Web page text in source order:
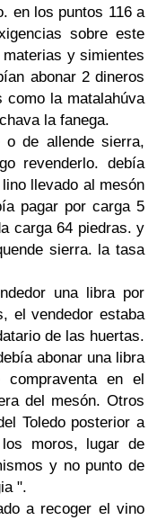
en los puntos 116 a
sobre este
y simientes
abonar 2 dineros
como la matalahúva
la fanega.
o de allende sierra,
revenderlo. debía
llevado al mesón
pagar por carga 5
carga 64 piedras. y
sierra. la tasa
una libra por
el vendedor estaba
de las huertas.
abonar una libra
en el
del mesón. Otros
Toledo posterior a
moros, lugar de
y no punto de
".
a recoger el vino